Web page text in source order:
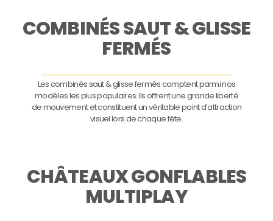
COMBINÉS SAUT & GLISSE
FERMÉS
Les combinés saut & glisse fermés comptent parmi nos
modèles les plus populaires. Ils offrent une grande liberté
de mouvement et constituent un véritable point d’attraction
visuel lors de chaque fête.
CHÂTEAUX GONFLABLES
MULTIPLAY